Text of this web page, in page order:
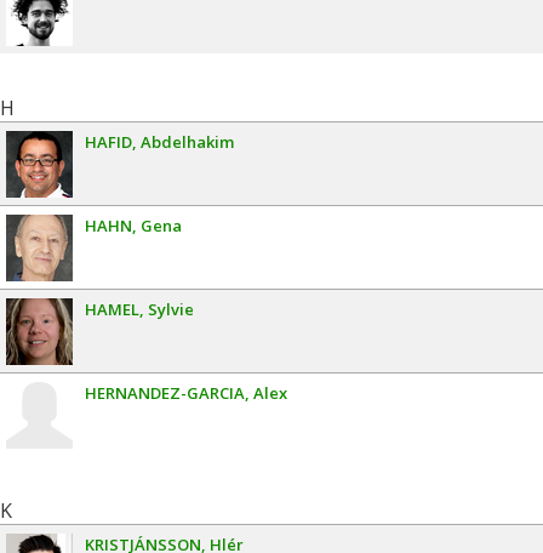
H
HAFID Abdelhakim
HAHN Gena
HAMEL Sylvie
HERNANDEZ-GARCIA Alex
K
KRISTJÁNSSON Hlér